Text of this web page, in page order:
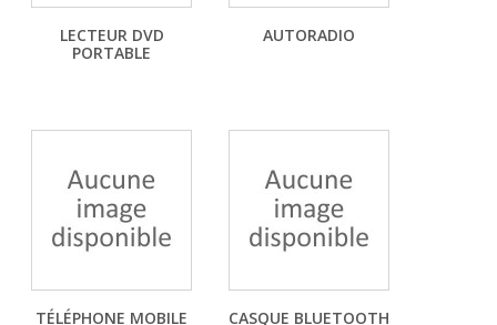
LECTEUR DVD
PORTABLE
AUTORADIO
TÉLÉPHONE MOBILE CASQUE BLUETOOTH